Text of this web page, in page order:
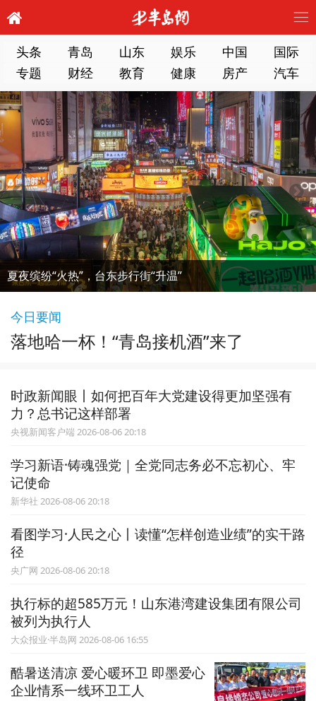
头条 青岛 山东 娱乐 中国
国际
专题
财经 教育 健康 房产 汽车
夏夜缤纷“火热”，台东步行街“升温”
今日要闻
落地哈一杯！“青岛接机酒”来了
时政新闻眼丨如何把百年大党建设得更加坚强有
力？总书记这样部署
央视新闻客户端 2026-08-06 20:18
学习新语·铸魂强党｜全党同志务必不忘初心、牢
记使命
新华社 2026-08-06 20:18
看图学习·人民之心丨读懂“怎样创造业绩”的实干路
径
央广网 2026-08-06 20:18
执行标的超585万元！山东港湾建设集团有限公司
被列为执行人
大众报业·半岛网 2026-08-06 16:55
酷暑送清凉 爱心暖环卫 即墨爱心
企业情系一线环卫工人